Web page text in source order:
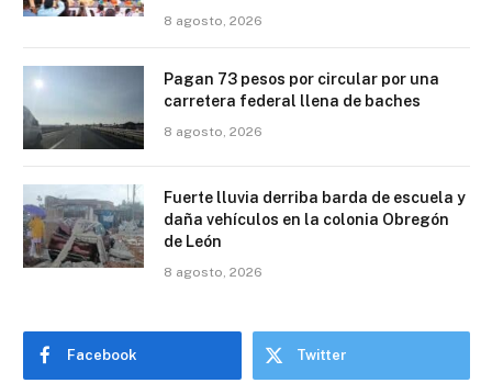
8 agosto, 2026
Pagan 73 pesos por circular por una
carretera federal llena de baches
8 agosto, 2026
Fuerte lluvia derriba barda de escuela y
daña vehículos en la colonia Obregón
de León
8 agosto, 2026
Facebook Twitter